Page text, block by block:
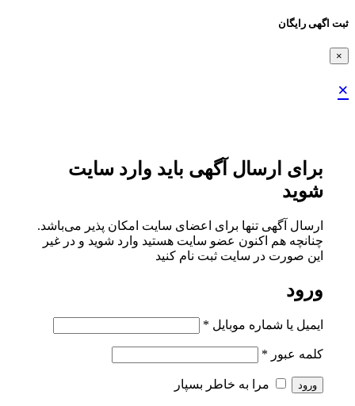
ثبت اگهی رایگان
×
×
برای ارسال آگهی باید وارد سایت
شوید
ارسال آگهی تنها برای اعضای سایت امکان پذیر می‌باشد.
چنانچه هم‌ اکنون عضو سایت هستید وارد شوید و در غیر
این صورت در سایت ثبت نام کنید
ورود
ایمیل یا شماره موبایل *
کلمه عبور *
ورود مرا به خاطر بسپار